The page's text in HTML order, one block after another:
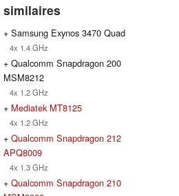
similaires
+ Samsung Exynos 3470 Quad
4x 1.4 GHz
+ Qualcomm Snapdragon 200
MSM8212
4x 1.2 GHz
+ Mediatek MT8125
4x 1.2 GHz
+ Qualcomm Snapdragon 212
APQ8009
4x 1.3 GHz
+ Qualcomm Snapdragon 210